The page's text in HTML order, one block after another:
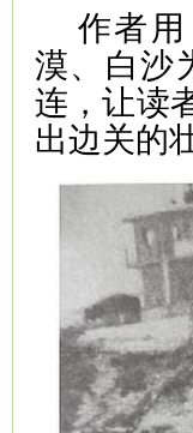
作者
漠、白沙
连，让读
出边关的